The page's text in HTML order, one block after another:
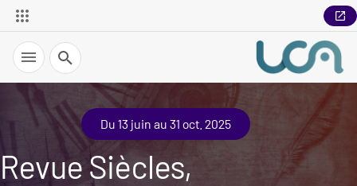
Recherche
Du 13 juin au 31 oct. 2025
Revue Siècles,